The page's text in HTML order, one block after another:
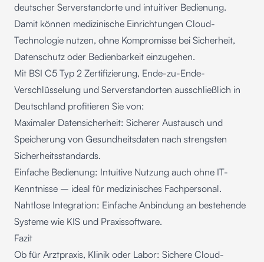
deutscher Serverstandorte und intuitiver Bedienung.
Damit können medizinische Einrichtungen Cloud-
Technologie nutzen, ohne Kompromisse bei Sicherheit,
Datenschutz oder Bedienbarkeit einzugehen.
Mit BSI C5 Typ 2 Zertifizierung, Ende-zu-Ende-
Verschlüsselung und Serverstandorten ausschließlich in
Deutschland profitieren Sie von:
Maximaler Datensicherheit: Sicherer Austausch und
Speicherung von Gesundheitsdaten nach strengsten
Sicherheitsstandards.
Einfache Bedienung: Intuitive Nutzung auch ohne IT-
Kenntnisse – ideal für medizinisches Fachpersonal.
Nahtlose Integration: Einfache Anbindung an bestehende
Systeme wie KIS und Praxissoftware.
Fazit
Ob für Arztpraxis, Klinik oder Labor: Sichere Cloud-